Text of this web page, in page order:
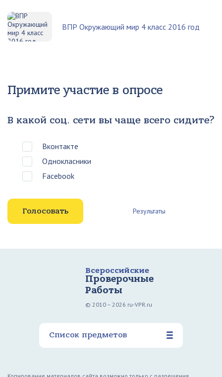
ВПР Окружающий мир 4 класс 2016 год
Примите участие в опросе
В какой соц. сети вы чаще всего сидите?
Вконтакте
Однокласники
Facebook
Результаты
Всероссийские
Проверочные
Работы
© 2010 – 2026 ru-VPR.ru
Список предметов